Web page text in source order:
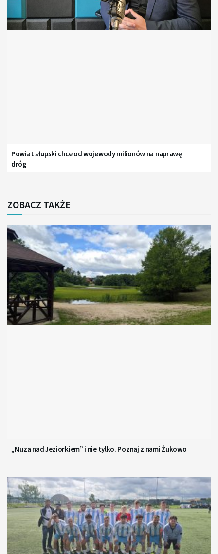
Powiat słupski chce od wojewody milionów na naprawę
dróg
ZOBACZ TAKŻE
„Muza nad Jeziorkiem” i nie tylko. Poznaj z nami Żukowo